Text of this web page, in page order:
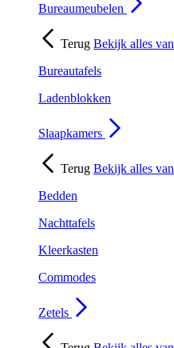
Bureaumeubelen
Terug Bekijk alles van
Bureautafels
Ladenblokken
Slaapkamers
Terug Bekijk alles van
Bedden
Nachttafels
Kleerkasten
Commodes
Zetels